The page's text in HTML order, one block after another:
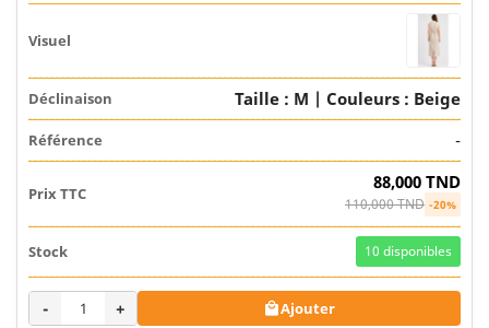
Taille : M | Couleurs : Beige
-
88,000 TND
110,000 TND -20%
10 disponibles
- + Ajouter